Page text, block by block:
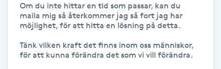
IR-massage
Japansk massage
Om du inte hittar en tid som passar, kan du
maila mig så återkommer jag så fort jag har
möjlighet, för att hitta en lösning på detta.
Tänk vilken kraft det finns inom oss människor,
för att kunna förändra det som vi vill förändra.